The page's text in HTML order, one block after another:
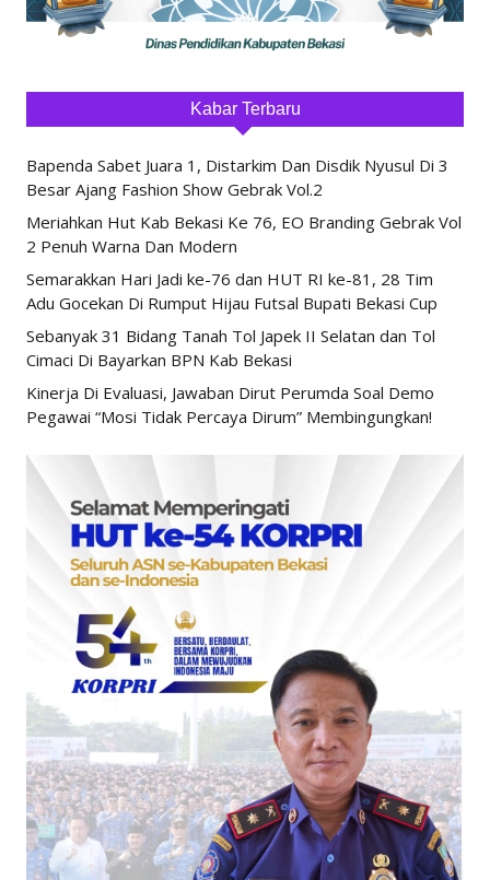
Kabar Terbaru
Bapenda Sabet Juara 1, Distarkim Dan Disdik Nyusul Di 3
Besar Ajang Fashion Show Gebrak Vol.2
Meriahkan Hut Kab Bekasi Ke 76, EO Branding Gebrak Vol
2 Penuh Warna Dan Modern
Semarakkan Hari Jadi ke-76 dan HUT RI ke-81, 28 Tim
Adu Gocekan Di Rumput Hijau Futsal Bupati Bekasi Cup
Sebanyak 31 Bidang Tanah Tol Japek II Selatan dan Tol
Cimaci Di Bayarkan BPN Kab Bekasi
Kinerja Di Evaluasi, Jawaban Dirut Perumda Soal Demo
Pegawai “Mosi Tidak Percaya Dirum” Membingungkan!